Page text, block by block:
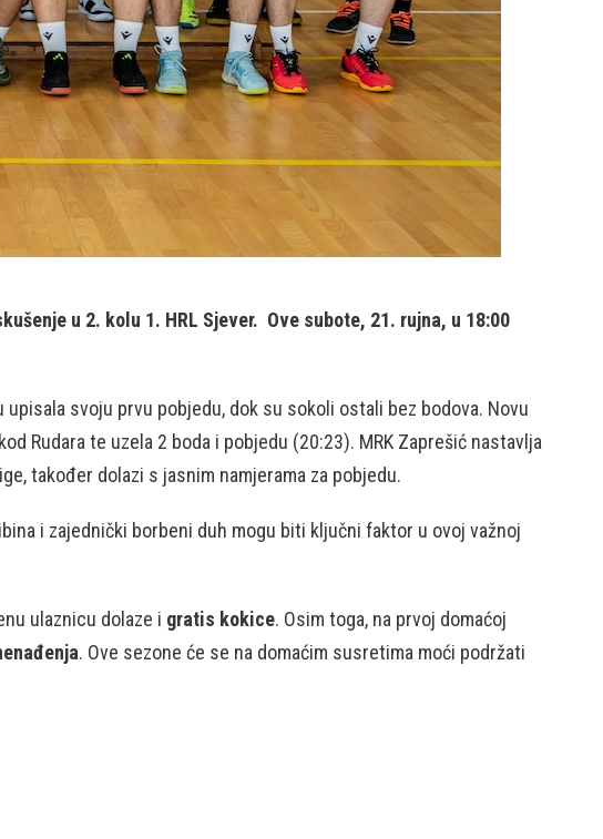
u 2. kolu 1. HRL Sjever. Ove subote, 21. rujna, u 18:00
svoju prvu pobjedu, dok su sokoli ostali bez bodova. Novu
Rudara te uzela 2 boda i pobjedu (20:23). MRK Zaprešić nastavlja
također dolazi s jasnim namjerama za pobjedu.
i zajednički borbeni duh mogu biti ključni faktor u ovoj važnoj
ulaznicu dolaze i gratis kokice. Osim toga, na prvoj domaćoj
. Ove sezone će se na domaćim susretima moći podržati